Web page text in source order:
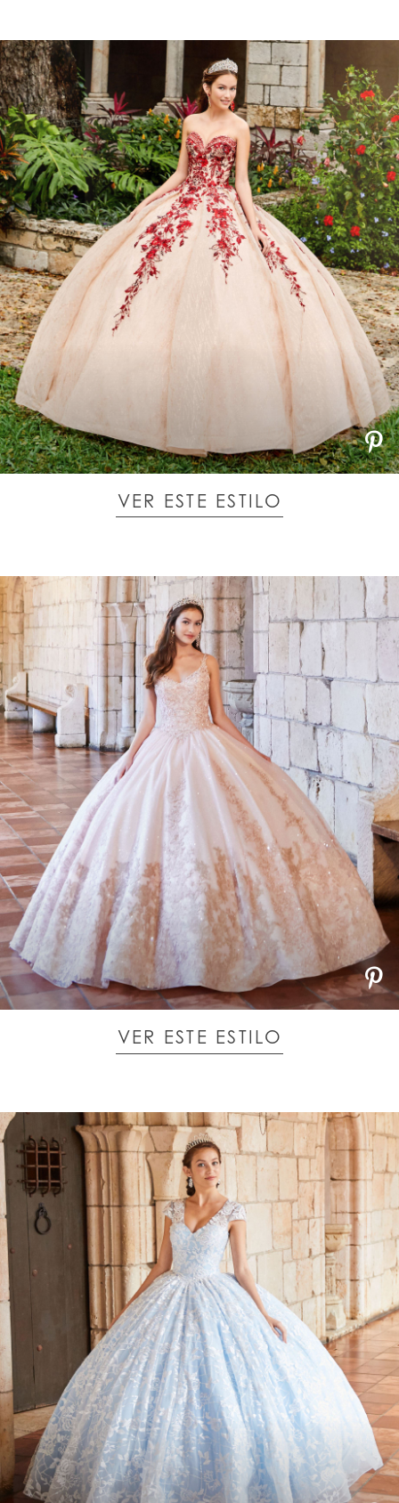
VER ESTE ESTILO
VER ESTE ESTILO